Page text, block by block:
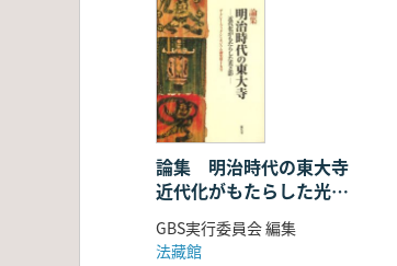
論集 明治時代の東大寺
近代化がもたらした光と
GBS実行委員会 編集
法藏館